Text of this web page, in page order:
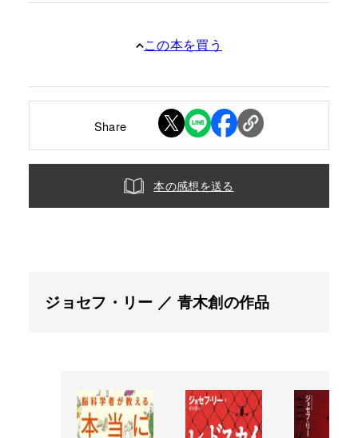
この本を買う
Share
本の感想を送る
ジョセフ・リー ／ 青木創の作品